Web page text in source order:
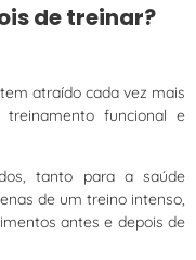
de treinar?
atraído cada vez mais
funcional e
tanto para a saúde
de um treino intenso,
antes e depois de